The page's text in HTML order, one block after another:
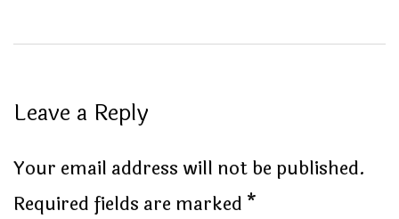
Leave a Reply
Your email address will not be published.
Required fields are marked *